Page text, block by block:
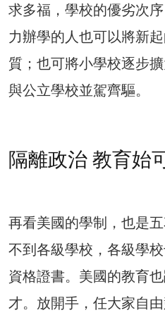
求多福，學校的優劣次
力辦學的人也可以將新
質；也可將小學校逐步
與公立學校並駕齊驅。
隔離政治 教育始
再看美國的學制，也是
不到各級學校，各級學
資格證書。美國的教育
才。放開手，任大家自